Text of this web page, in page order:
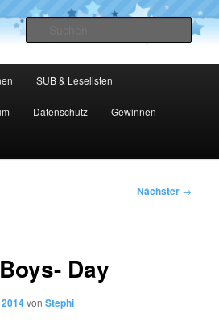
Blog
SUB & Leselisten
Datenschutz Gewinnen
Nächster →
Day
vonStephi